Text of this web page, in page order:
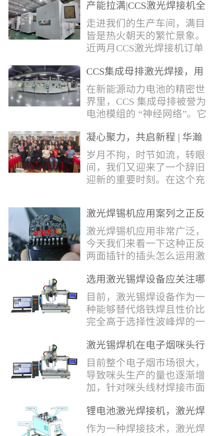
环挤压成型机、多功能锡环
卷绕成型机，两套专业锡环
制备设备，预制标准化锡环
搭配激光定点熔锡工艺，从
方位解决精密电子量产焊接
痛点。预制锡环焊接工艺预
制锡环焊接工艺，核心优势
明显：1.锡料定量可控：锡
环设备提前卷绕/挤压成型，
每一枚锡环锡含量标准化，
激光一次性熔融，焊点大
小、锡厚高度统一...
产能拉满|CCS激光焊接机全
力量产冲刺
走进我们的生产车间，满目
皆是热火朝天的繁忙景象。
近两月CCS激光焊接机订单
和，全员火力全开，全力奔
赴交付节点，用硬核产能响
应市场需求，用严苛品质回
馈每一份客户信任。市场认
的技术、高效智能的生产优
势与零缺陷的品控标准，我
们的CCS激光焊接机持续斩
获大量订单，近两月产能全
开、排期紧凑，生产线有序
整机调试、性能检测到成品
CCS集成母排激光焊接，用
微米级工艺守护新能源电池
生命线
在新能源动力电池的精密世
界里，CCS 集成母排被誉为
电池模组的 “神经网络”。它
电，更承载着电压、温度信
号的实时采集，是连接电芯
与BMS电池管理系统的关键
桥梁。而连接这一切的，正
领域十余载，没有华丽的措
辞，只有最朴实的工艺呈
现，为客户解决实实在在的
落地生产难题。决定电池安
全的“微米关卡”随着新能源
汽车与储能市场爆发式增
凝心聚力，共启新程 | 华瀚
激光年度盛典
岁月不拘，时节如流，转眼
间，我们又迎来了一个辞旧
迎新的重要时刻。在这个充
堂，共同回顾了过去一年的
奋斗与辉煌，分享了成功的
喜悦，并对新的一年充满了
无限憧憬。回望过去，铭记
经理尹建中先生发表了振奋
人心的讲话。他首先对全体
员工在过去一年中的辛勤付
出和卓越贡献表示了最衷心
的感谢，并全面回顾了公司
在过去一年里取得的各项成
激光焊锡机应用案列之正反
两面插针焊接
激光焊锡机应用非常广泛，
今天我们来看一下这种正反
两面插针的插头怎么运用激
反两面都有插针的插头，其
焊接的方式还是有一定的难
点的，第一回流焊和自动烙
铁焊都不合适，因为对面一
会烫伤，在加上有干涉，烙
铁头不方便下去，目前在大
多数情况只能采用人工焊
接，目前人工成本贵，流动
性大，焊接的品质也难保
证。 但采用激光...
选用激光锡焊设备应关注哪
些方面
目前，激光锡焊设备作为一
种能够替代烙铁焊且性价比
完全高于选择性波峰焊的一
来越多的企业关注与使用，
那么在选择激光锡焊设备方
面应该关注哪几点哪？
其一，激光锡焊接设备上
动力核心部件，激光器肯定
是锡焊接设备最至关重要的
一环。目前作为激光锡焊接
激光锡焊机在电子烟咪头行
业的应用
目前整个电子烟市场很大，
导致咪头生产的量也逐渐增
加，针对咪头线材焊接市面
统烙铁焊接，优势价格便
宜，咪头焊接自动化生产线
锂电池激光焊接机，激光焊
锡机厂家如何选？
作为一种焊接技术，激光焊